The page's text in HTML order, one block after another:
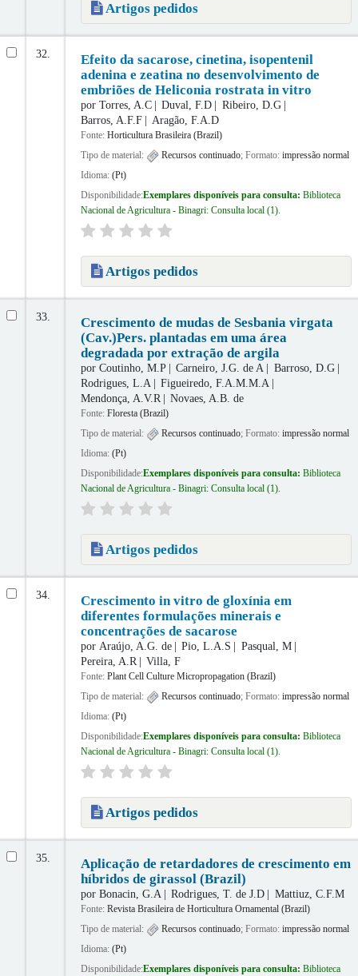
Artigos pedidos
32.
Efeito da sacarose, cinetina, isopentenil
adenina e zeatina no desenvolvimento de
embriões de Heliconia rostrata in vitro
por Torres, A.C Duval, F.D
Ribeiro, D.G
Barros, A.F.F
Aragão, F.A.D
Fonte: Horticultura Brasileira (Brazil)
Tipo de material:
Recursos continuado; Formato: impressão normal
Idioma: (Pt)
Disponibilidade:Exemplares disponíveis para consulta: Biblioteca
Nacional de Agricultura - Binagri: Consulta local (1).
Artigos pedidos
33.
Crescimento de mudas de Sesbania virgata
(Cav.)Pers. plantadas em uma área
degradada por extração de argila
por Coutinho, M.P Carneiro, J.G. de A
Barroso, D.G
Rodrigues, L.A
Figueiredo, F.A.M.M.A
Mendonça, A.V.R
Novaes, A.B. de
Fonte: Floresta (Brazil)
Tipo de material:
Recursos continuado; Formato: impressão normal
Idioma: (Pt)
Disponibilidade:Exemplares disponíveis para consulta: Biblioteca
Nacional de Agricultura - Binagri: Consulta local (1).
Artigos pedidos
34.
Crescimento in vitro de gloxínia em
diferentes formulações minerais e
concentrações de sacarose
por Araújo, A.G. de Pio, L.A.S
Pasqual, M
Pereira, A.R
Villa, F
Fonte: Plant Cell Culture Micropropagation (Brazil)
Tipo de material:
Recursos continuado; Formato: impressão normal
Idioma: (Pt)
Disponibilidade:Exemplares disponíveis para consulta: Biblioteca
Nacional de Agricultura - Binagri: Consulta local (1).
Artigos pedidos
35.
Aplicação de retardadores de crescimento em
híbridos de girassol (Brazil)
por Bonacin, G.A Rodrigues, T. de J.D Mattiuz, C.F.M
Fonte: Revista Brasileira de Horticultura Ornamental (Brazil)
Tipo de material:
Recursos continuado; Formato: impressão normal
Idioma: (Pt)
Disponibilidade:Exemplares disponíveis para consulta: Biblioteca